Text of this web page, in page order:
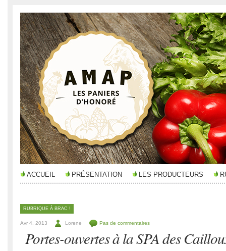
ACCUEIL PRÉSENTATION LES PRODUCTEURS
RUBRIQUE À BRAC !
Avr 4, 2013 Lorene Pas de commentaires
Portes-ouvertes à la SPA des